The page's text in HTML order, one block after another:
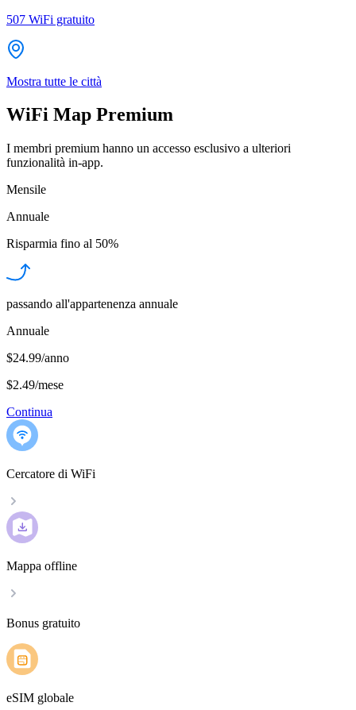
507 WiFi gratuito
Mostra tutte le città
WiFi Map Premium
I membri premium hanno un accesso esclusivo a ulteriori
funzionalità in-app.
Mensile
Annuale
Risparmia fino al 50%
passando all'appartenenza annuale
Annuale
$24.99/anno
$2.49/mese
Continua
Cercatore di WiFi
Mappa offline
Bonus gratuito
eSIM globale